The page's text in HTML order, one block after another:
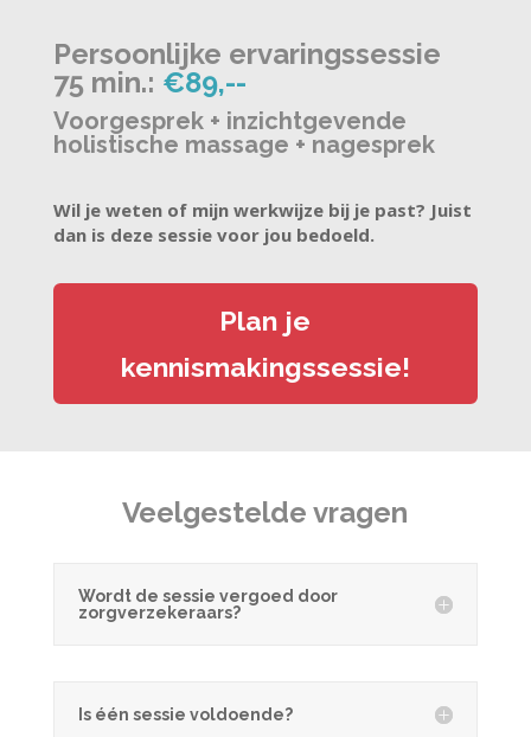
Persoonlijke ervaringssessie
75 min.: €89,--
Voorgesprek + inzichtgevende
holistische massage + nagesprek
Wil je weten of mijn werkwijze bij je past? Juist
dan is deze sessie voor jou bedoeld.
Plan je
kennismakingssessie!
Veelgestelde vragen
Wordt de sessie vergoed door
zorgverzekeraars?
Is één sessie voldoende?